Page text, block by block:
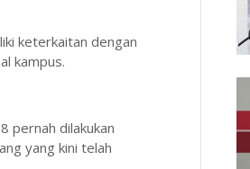
keterkaitan dengan
kampus.
pernah dilakukan
yang kini telah